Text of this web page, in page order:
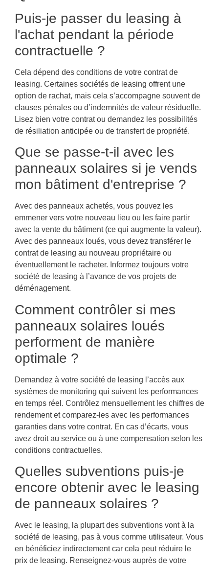
Puis-je passer du leasing à
l'achat pendant la période
contractuelle ?
Cela dépend des conditions de votre contrat de
leasing. Certaines sociétés de leasing offrent une
option de rachat, mais cela s’accompagne souvent de
clauses pénales ou d’indemnités de valeur résiduelle.
Lisez bien votre contrat ou demandez les possibilités
de résiliation anticipée ou de transfert de propriété.
Que se passe-t-il avec les
panneaux solaires si je vends
mon bâtiment d'entreprise ?
Avec des panneaux achetés, vous pouvez les
emmener vers votre nouveau lieu ou les faire partir
avec la vente du bâtiment (ce qui augmente la valeur).
Avec des panneaux loués, vous devez transférer le
contrat de leasing au nouveau propriétaire ou
éventuellement le racheter. Informez toujours votre
société de leasing à l’avance de vos projets de
déménagement.
Comment contrôler si mes
panneaux solaires loués
performent de manière
optimale ?
Demandez à votre société de leasing l’accès aux
systèmes de monitoring qui suivent les performances
en temps réel. Contrôlez mensuellement les chiffres de
rendement et comparez-les avec les performances
garanties dans votre contrat. En cas d’écarts, vous
avez droit au service ou à une compensation selon les
conditions contractuelles.
Quelles subventions puis-je
encore obtenir avec le leasing
de panneaux solaires ?
Avec le leasing, la plupart des subventions vont à la
société de leasing, pas à vous comme utilisateur. Vous
en bénéficiez indirectement car cela peut réduire le
prix de leasing. Renseignez-vous auprès de votre